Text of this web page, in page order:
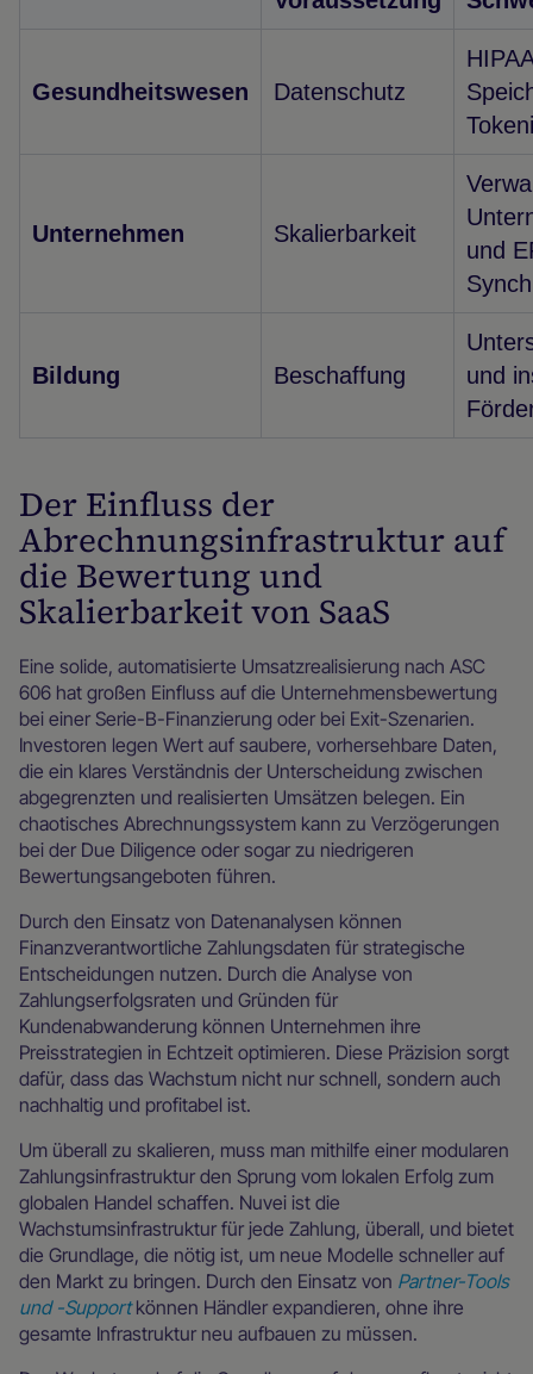
Gesundheitswesen Datenschutz
Unternehmen Skalierbarkeit
und
Bildung Beschaffung
und
Der Einfluss der
Abrechnungsinfrastruktur auf
die Bewertung und
Skalierbarkeit von SaaS
Eine solide, automatisierte Umsatzrealisierung nach ASC
606 hat großen Einfluss auf die Unternehmensbewertung
bei einer Serie-B-Finanzierung oder bei Exit-Szenarien.
Investoren legen Wert auf saubere, vorhersehbare Daten,
die ein klares Verständnis der Unterscheidung zwischen
abgegrenzten und realisierten Umsätzen belegen. Ein
chaotisches Abrechnungssystem kann zu Verzögerungen
bei der Due Diligence oder sogar zu niedrigeren
Bewertungsangeboten führen.
Durch den Einsatz von Datenanalysen können
Finanzverantwortliche Zahlungsdaten für strategische
Entscheidungen nutzen. Durch die Analyse von
Zahlungserfolgsraten und Gründen für
Kundenabwanderung können Unternehmen ihre
Preisstrategien in Echtzeit optimieren. Diese Präzision sorgt
dafür, dass das Wachstum nicht nur schnell, sondern auch
nachhaltig und profitabel ist.
Um überall zu skalieren, muss man mithilfe einer modularen
Zahlungsinfrastruktur den Sprung vom lokalen Erfolg zum
globalen Handel schaffen. Nuvei ist die
Wachstumsinfrastruktur für jede Zahlung, überall, und bietet
die Grundlage, die nötig ist, um neue Modelle schneller auf
den Markt zu bringen. Durch den Einsatz von Partner-Tools
und -Supportkönnen Händler expandieren, ohne ihre
gesamte Infrastruktur neu aufbauen zu müssen.